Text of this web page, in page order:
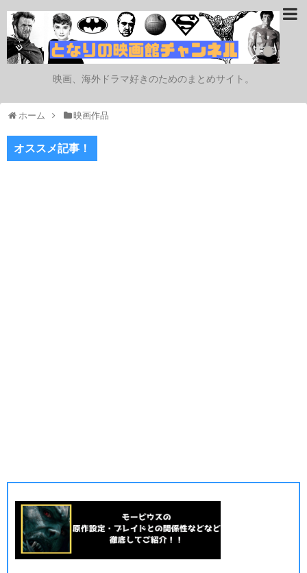
映画、海外ドラマ好きのためのまとめサイト。
ホーム 映画作品
オススメ記事！